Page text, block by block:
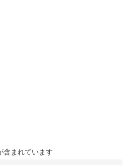
含まれています